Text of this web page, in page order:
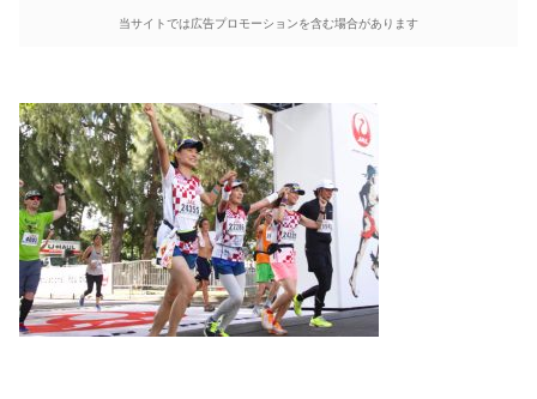
当サイトでは広告プロモーションを含む場合があります